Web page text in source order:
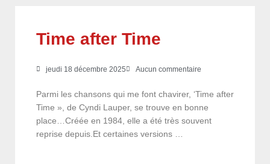
Time after Time
jeudi 18 décembre 2025 Aucun commentaire
Parmi les chansons qui me font chavirer, ‘Time after
Time », de Cyndi Lauper, se trouve en bonne
place…Créée en 1984, elle a été très souvent
reprise depuis.Et certaines versions …